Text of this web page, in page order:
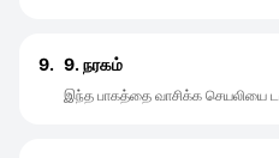
9. 9. நரகம்
இந்த பாகத்தை வாசிக்க செயலியை